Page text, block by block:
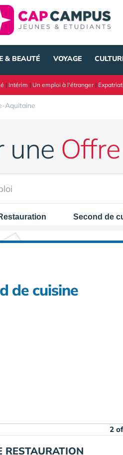
& BEAUTÉ VOYAGE
| Intérim | Un emploi à l'étranger|
Aquitaine
une
Second de
de cuisine
2
RESTAURATION